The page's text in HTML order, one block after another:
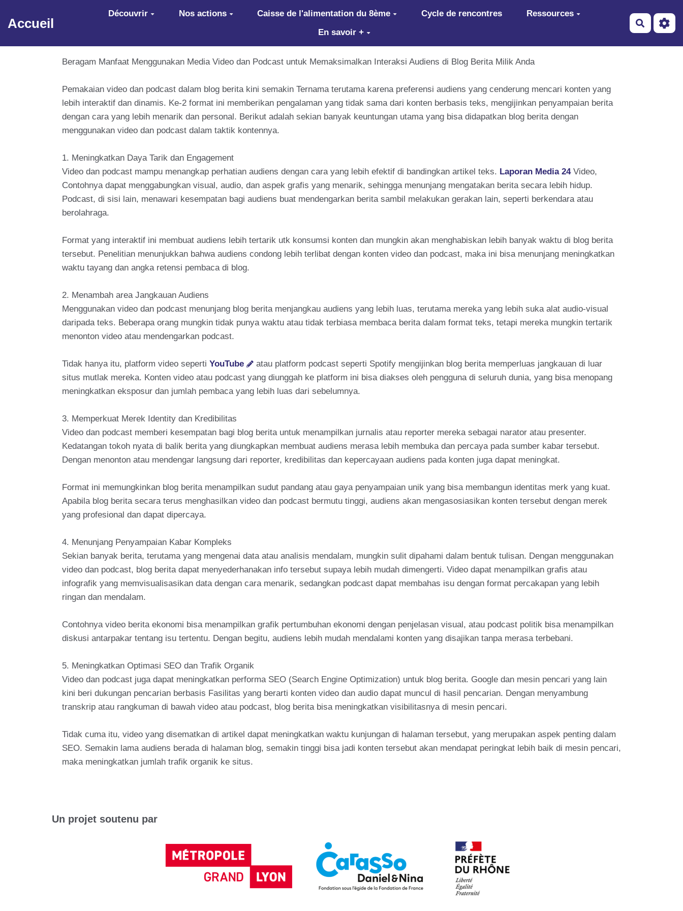
Aller au contenu principal
Accueil
Découvrir Nos actions Caisse de l'alimentation du 8ème Cycle de rencontres
Ressources
En savoir +
Beragam Manfaat Menggunakan Media Video dan Podcast untuk Memaksimalkan Interaksi Audiens di Blog Berita Milik Anda
Pemakaian video dan podcast dalam blog berita kini semakin Ternama terutama karena preferensi audiens yang cenderung mencari konten yang
lebih interaktif dan dinamis. Ke-2 format ini memberikan pengalaman yang tidak sama dari konten berbasis teks, mengijinkan penyampaian berita
dengan cara yang lebih menarik dan personal. Berikut adalah sekian banyak keuntungan utama yang bisa didapatkan blog berita dengan
menggunakan video dan podcast dalam taktik kontennya.
1. Meningkatkan Daya Tarik dan Engagement
Video dan podcast mampu menangkap perhatian audiens dengan cara yang lebih efektif di bandingkan artikel teks. Laporan Media 24Video,
Contohnya dapat menggabungkan visual, audio, dan aspek grafis yang menarik, sehingga menunjang mengatakan berita secara lebih hidup.
Podcast, di sisi lain, menawari kesempatan bagi audiens buat mendengarkan berita sambil melakukan gerakan lain, seperti berkendara atau
berolahraga.
Format yang interaktif ini membuat audiens lebih tertarik utk konsumsi konten dan mungkin akan menghabiskan lebih banyak waktu di blog berita
tersebut. Penelitian menunjukkan bahwa audiens condong lebih terlibat dengan konten video dan podcast, maka ini bisa menunjang meningkatkan
waktu tayang dan angka retensi pembaca di blog.
2. Menambah area Jangkauan Audiens
Menggunakan video dan podcast menunjang blog berita menjangkau audiens yang lebih luas, terutama mereka yang lebih suka alat audio-visual
daripada teks. Beberapa orang mungkin tidak punya waktu atau tidak terbiasa membaca berita dalam format teks, tetapi mereka mungkin tertarik
menonton video atau mendengarkan podcast.
Tidak hanya itu, platform video seperti YouTube
atau platform podcast seperti Spotify mengijinkan blog berita memperluas jangkauan di luar
situs mutlak mereka. Konten video atau podcast yang diunggah ke platform ini bisa diakses oleh pengguna di seluruh dunia, yang bisa menopang
meningkatkan eksposur dan jumlah pembaca yang lebih luas dari sebelumnya.
3. Memperkuat Merek Identity dan Kredibilitas
Video dan podcast memberi kesempatan bagi blog berita untuk menampilkan jurnalis atau reporter mereka sebagai narator atau presenter.
Kedatangan tokoh nyata di balik berita yang diungkapkan membuat audiens merasa lebih membuka dan percaya pada sumber kabar tersebut.
Dengan menonton atau mendengar langsung dari reporter, kredibilitas dan kepercayaan audiens pada konten juga dapat meningkat.
Format ini memungkinkan blog berita menampilkan sudut pandang atau gaya penyampaian unik yang bisa membangun identitas merk yang kuat.
Apabila blog berita secara terus menghasilkan video dan podcast bermutu tinggi, audiens akan mengasosiasikan konten tersebut dengan merek
yang profesional dan dapat dipercaya.
4. Menunjang Penyampaian Kabar Kompleks
Sekian banyak berita, terutama yang mengenai data atau analisis mendalam, mungkin sulit dipahami dalam bentuk tulisan. Dengan menggunakan
video dan podcast, blog berita dapat menyederhanakan info tersebut supaya lebih mudah dimengerti. Video dapat menampilkan grafis atau
infografik yang memvisualisasikan data dengan cara menarik, sedangkan podcast dapat membahas isu dengan format percakapan yang lebih
ringan dan mendalam.
Contohnya video berita ekonomi bisa menampilkan grafik pertumbuhan ekonomi dengan penjelasan visual, atau podcast politik bisa menampilkan
diskusi antarpakar tentang isu tertentu. Dengan begitu, audiens lebih mudah mendalami konten yang disajikan tanpa merasa terbebani.
5. Meningkatkan Optimasi SEO dan Trafik Organik
Video dan podcast juga dapat meningkatkan performa SEO (Search Engine Optimization) untuk blog berita. Google dan mesin pencari yang lain
kini beri dukungan pencarian berbasis Fasilitas yang berarti konten video dan audio dapat muncul di hasil pencarian. Dengan menyambung
transkrip atau rangkuman di bawah video atau podcast, blog berita bisa meningkatkan visibilitasnya di mesin pencari.
Tidak cuma itu, video yang disematkan di artikel dapat meningkatkan waktu kunjungan di halaman tersebut, yang merupakan aspek penting dalam
SEO. Semakin lama audiens berada di halaman blog, semakin tinggi bisa jadi konten tersebut akan mendapat peringkat lebih baik di mesin pencari,
maka meningkatkan jumlah trafik organik ke situs.
Un projet soutenu par